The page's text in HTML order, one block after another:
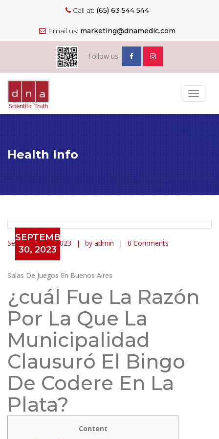
Call at: (65) 63 544 544
Email us: marketing@dnamedic.com
Follow us:
Toggle
Health Info
SEPTEMBER
30, 2023
September 30, 2023 by admin 0 Comments
Salas De Juegos En Buenos Aire
Salas De Juegos En Buenos Aires
¿cuál Fue La Razón
Por La Que La
Municipalidad
Clausuró El Bingo
De Codere En La
Plata?
Content